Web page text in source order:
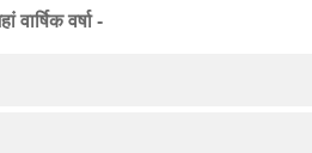
वर्षा -